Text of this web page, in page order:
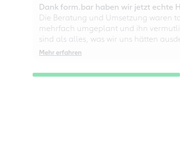
Dank form.bar haben wir jetzt echte
Die Beratung und Umsetzung waren
mehrfach umgeplant und ihn
sind als alles, was wir uns hätten
Mehr erfahren